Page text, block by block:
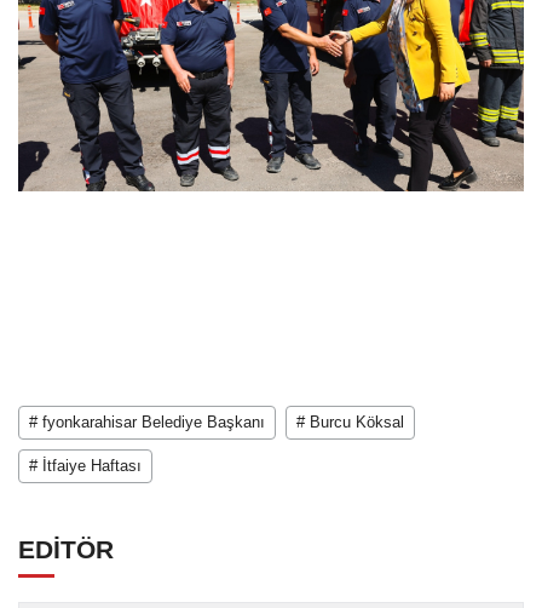
# fyonkarahisar Belediye Başkanı # Burcu Köksal
# İtfaiye Haftası
EDİTÖR